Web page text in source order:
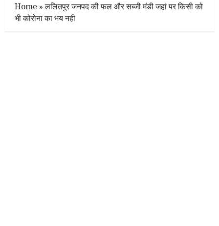
Home »ललितपुर जनपद की फल और सब्जी मंडी जहां पर किसी को
भी कोरोना का भय नही